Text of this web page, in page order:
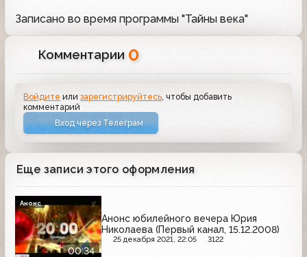
Записано во время программы "Тайны века"
Комментарии 0
Войдите илизарегистрируйтесь , чтобы добавить
комментарий
Вход через Телеграм
Еще записи этого оформления
00:34
Анонс юбилейного вечера Юрия
Николаева (Первый канал, 15.12.2008)
25 декабря 2021, 22:05 3122
Анонс